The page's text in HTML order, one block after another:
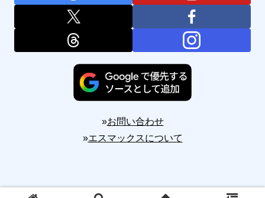
»お問い合わせ
»エスマックスについて